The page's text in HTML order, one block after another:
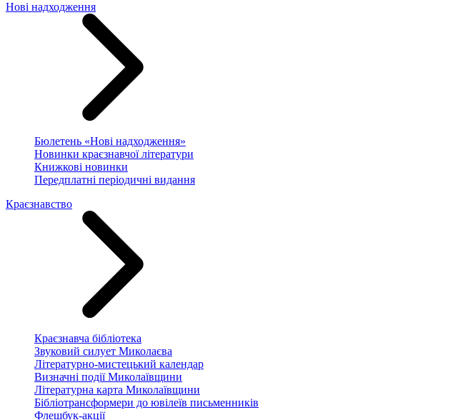
Нові надходження
Бюлетень «Нові надходження»
Новинки краєзнавчої літератури
Книжкові новинки
Передплатні періодичні видання
Краєзнавство
Краєзнавча бібліотека
Звуковий силует Миколаєва
Літературно-мистецький календар
Визначні події Миколаївщини
Літературна карта Миколаївщини
Бібліотрансформери до ювілеїв письменників
Флешбук-акції